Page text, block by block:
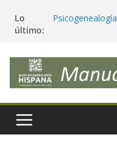
Lo
último:
reflejen
Antepasados
Tendencias en
Estimaciones
genealogía,